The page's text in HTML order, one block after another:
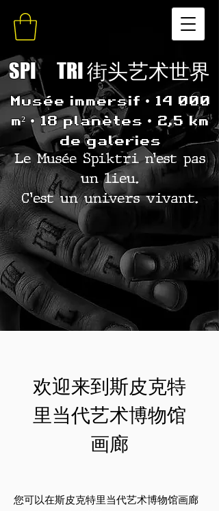
SPIK TRI 街头艺术世界
Musée immersif • 14 000
m² • 18 planètes • 2,5 km
de galeries
Le Musée Spiktri n’est pas
un lieu.
C’est un univers vivant.
欢迎来到斯皮克特
里当代艺术博物馆
画廊
您可以在斯皮克特里当代艺术博物馆画廊